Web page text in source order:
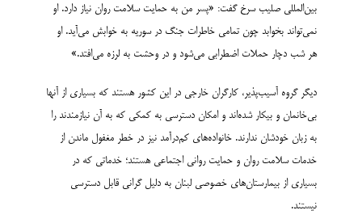
بین‌المللی صلیب سرخ گفت: «پسر من به حمایت سلامت روان نیاز دارد. او
نمی‌تواند بخوابد چون تمامی خاطرات جنگ در سوریه به خوابش می‌آید. او
هر شب دچار حملات اضطرابی می‌شود و در وحشت به لرزه می‌افتد.»
دیگر گروه آسیب‌پذیر، کارگران خارجی در این کشور هستند که بسیاری از آنها
بی‌خانمان و بیکار شده‌اند و امکان دسترسی به کمکی که به آن نیازمندند را
به زبان خودشان ندارند. خانواده‌های کم‌درآمد نیز در خطر مغفول ماندن از
خدمات سلامت روان و حمایت روانی اجتماعی هستند؛ خدماتی که در
بسیاری از بیمارستان‌های خصوصی لبنان به دلیل گرانی قابل دسترسی
نیستند.